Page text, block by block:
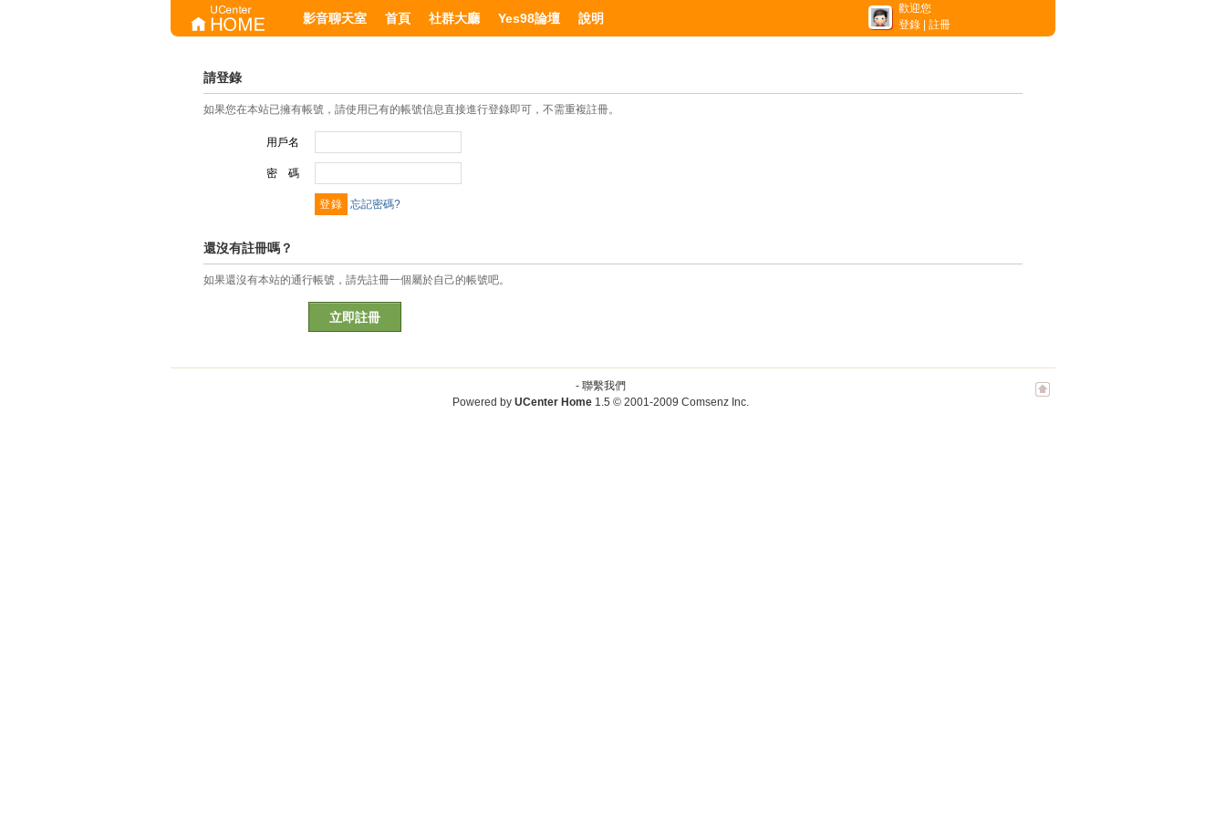
影音聊天室 首頁 社群大廳 Yes98論壇 說明
歡迎您
登錄
註冊
請登錄
如果您在本站已擁有帳號，請使用已有的帳號信息直接進行登錄即可，不需重複註冊。
用戶名
密 碼
忘記密碼?
還沒有註冊嗎？
如果還沒有本站的通行帳號，請先註冊一個屬於自己的帳號吧。
立即註冊
- 聯繫我們
Powered by UCenter Home 1.5 © 2001-2009 Comsenz Inc.